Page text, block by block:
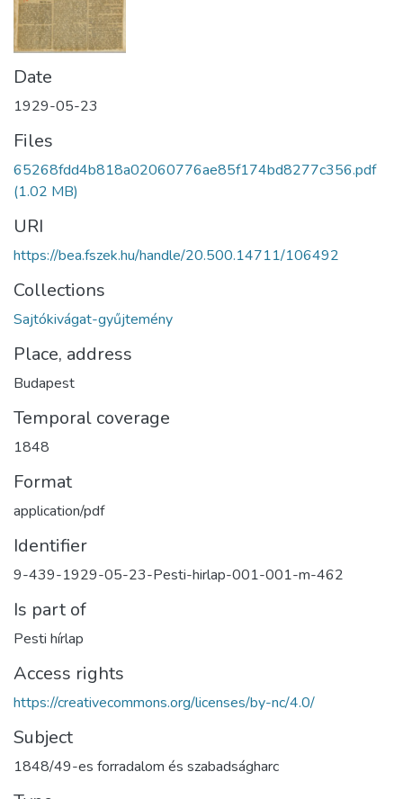
Date
1929-05-23
Files
65268fdd4b818a02060776ae85f174bd8277c356.pdf
(1.02 MB)
URI
https://bea.fszek.hu/handle/20.500.14711/106492
Collections
Sajtókivágat-gyűjtemény
Place, address
Budapest
Temporal coverage
1848
Format
application/pdf
Identifier
9-439-1929-05-23-Pesti-hirlap-001-001-m-462
Is part of
Pesti hírlap
Access rights
https://creativecommons.org/licenses/by-nc/4.0/
Subject
1848/49-es forradalom és szabadságharc